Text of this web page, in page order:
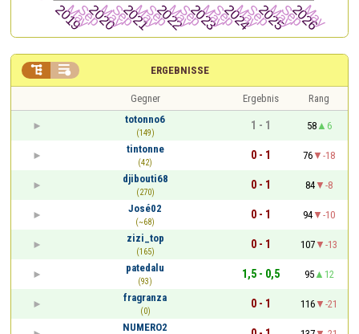
ERGEBNISSE
 
Gegner Ergebnis
Rang
totonno6
(149)
1 - 1 58
6
tintonne
(42)
0 - 1 76
-18
djibouti68
(270)
0 - 1 84
-8
José02
(~68)
0 - 1 94
-10
zizi_top
(165)
0 - 1 107
-13
patedalu
(93)
1,5 - 0,5 95
12
fragranza
(0)
0 - 1 116
-21
NUMERO2